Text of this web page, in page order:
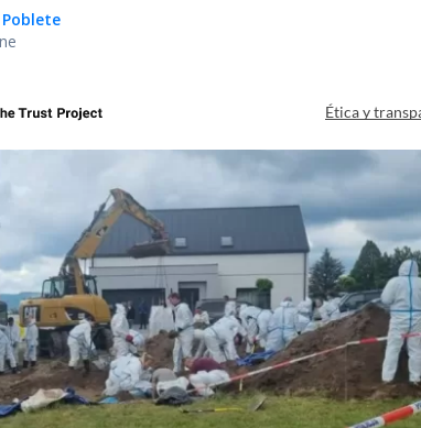
Ética y